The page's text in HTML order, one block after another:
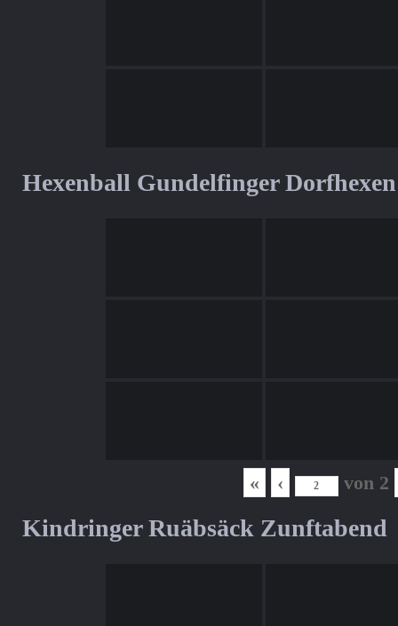
Hexenball Gundelfinger Dorfhexen
« ‹ von 2
Kindringer Ruäbsäck Zunftabend